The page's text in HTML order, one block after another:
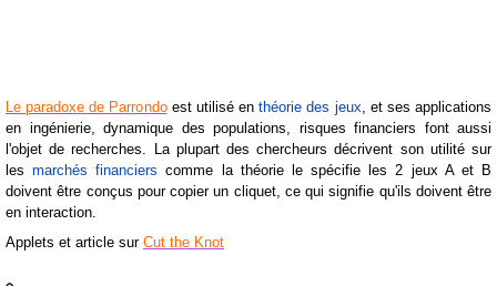
Le paradoxe de Parrondoest utilisé en théorie des jeux, et ses applications
en ingénierie, dynamique des populations, risques financiers font aussi
l'objet de recherches. La plupart des chercheurs décrivent son utilité sur
les marchés financiers comme la théorie le spécifie les 2 jeux A et B
doivent être conçus pour copier un cliquet, ce qui signifie qu'ils doivent être
en interaction.
Applets et article sur Cut the Knot